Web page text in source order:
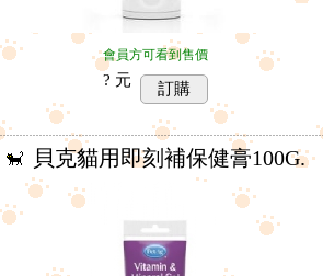
會員方可看到售價
? 元 訂購
貝克貓用即刻補保健膏100G.